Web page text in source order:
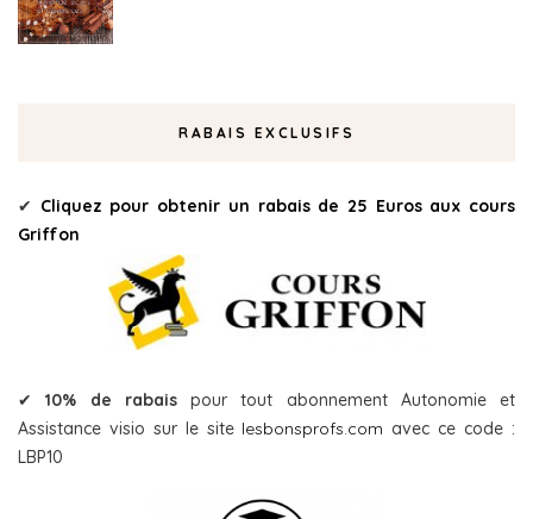
RABAIS EXCLUSIFS
✔ Cliquez pour obtenir un rabais de 25 Euros aux cours
Griffon
✔10% de rabaispour tout abonnement Autonomie et
Assistance visio sur le site lesbonsprofs.com avec ce code :
LBP10